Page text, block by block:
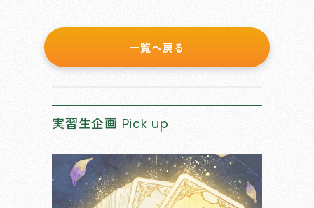
一覧へ戻る
実習生企画 Pick up